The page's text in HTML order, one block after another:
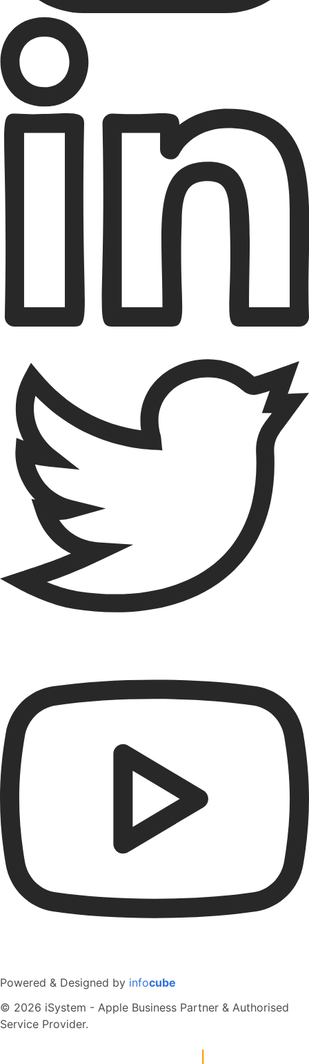
Powered & Designed by infocube
© 2026 iSystem - Apple Business Partner & Authorised
Service Provider.